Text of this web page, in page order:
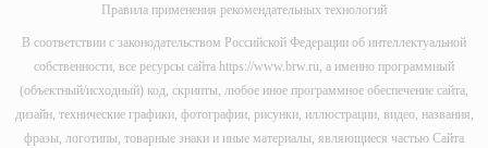
Правила применения рекомендательных технологий
В соответствии с законодательством Российской Федерации об интеллектуальной
собственности, все ресурсы сайта https://www.brw.ru, а именно программный
(объектный/исходный) код, скрипты, любое иное программное обеспечение сайта,
дизайн, технические графики, фотографии, рисунки, иллюстрации, видео, названия,
фразы, логотипы, товарные знаки и иные материалы, являющиеся частью Сайта